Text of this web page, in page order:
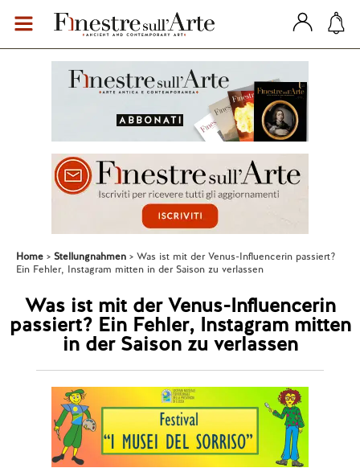
Home Stellungnahmen
Was ist mit der Venus-Influencerin passiert?
Ein Fehler, Instagram mitten in der Saison zu verlassen
Was ist mit der Venus-Influencerin
passiert? Ein Fehler, Instagram mitten
in der Saison zu verlassen